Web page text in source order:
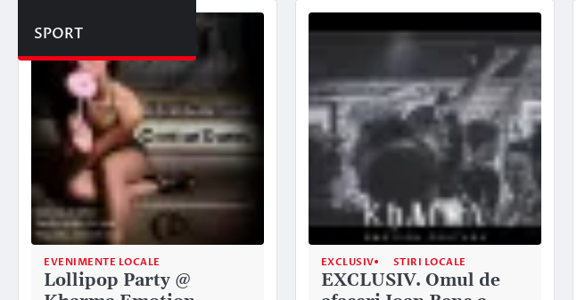
SPORT
EVENIMENTE LOCALE
Lollipop Party @
EXCLUSIV STIRI LOCALE
EXCLUSIV. Omul de